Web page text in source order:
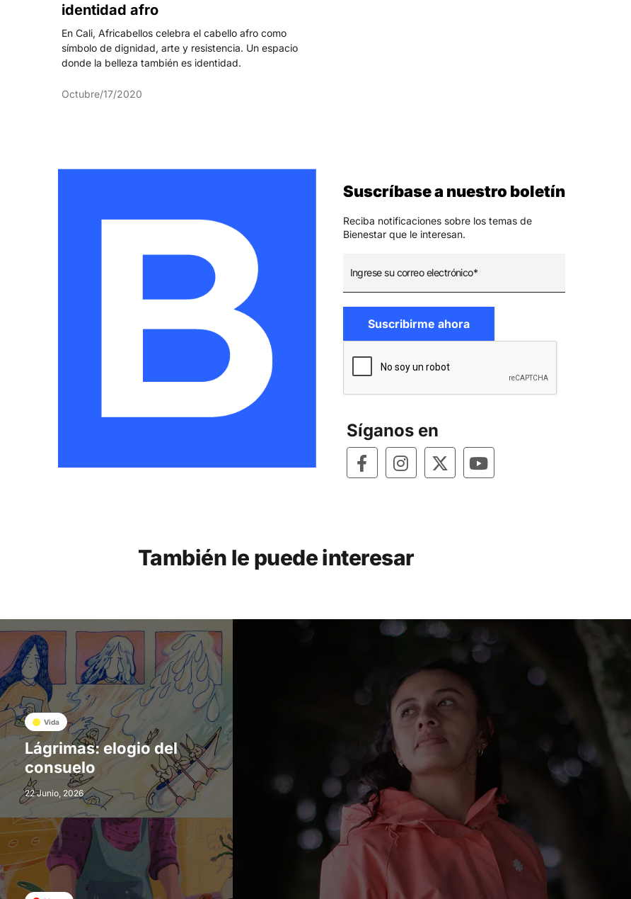
identidad afro
En Cali, Africabellos celebra el cabello afro como
símbolo de dignidad, arte y resistencia. Un espacio
donde la belleza también es identidad.
Octubre/17/2020
Suscríbase a nuestro boletín
Reciba notificaciones sobre los temas de
Bienestar que le interesan.
Síganos en
También le puede interesar
Vida
Lágrimas: elogio del
consuelo
22 Junio, 2026